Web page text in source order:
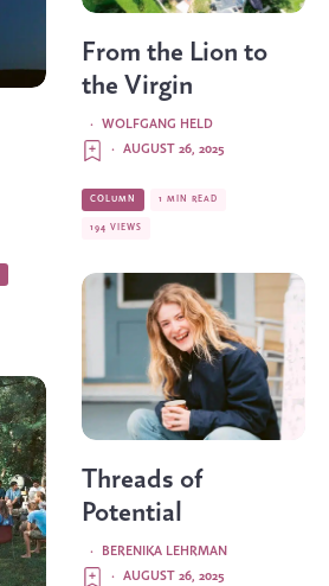
From the Lion to
the Virgin
WOLFGANG HELD
·
AUGUST 26, 2025
·
COLUMN 1 MIN READ
194 VIEWS
Threads of
Potential
BERENIKA LEHRMAN
·
AUGUST 26, 2025
·